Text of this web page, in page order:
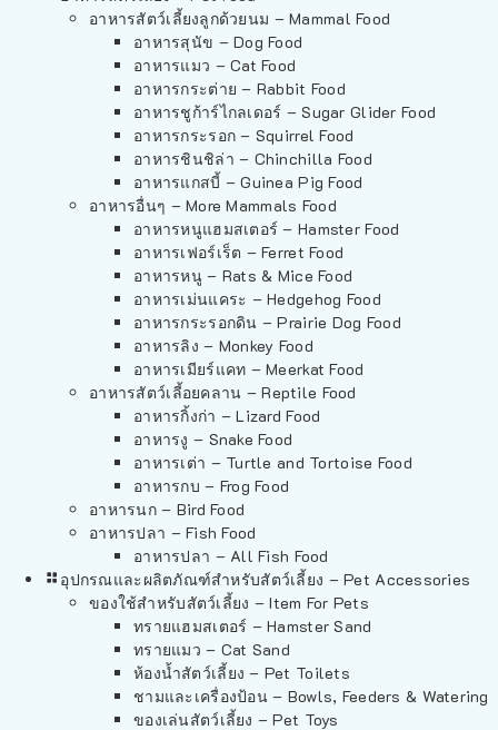
อาหารสัตว์เลี้ยงลูกด้วยนม – Mammal Food
อาหารสุนัข – Dog Food
อาหารแมว – Cat Food
อาหารกระต่าย – Rabbit Food
อาหารชูก้าร์ไกลเดอร์ – Sugar Glider Food
อาหารกระรอก – Squirrel Food
อาหารชินชิล่า – Chinchilla Food
อาหารแกสบี้ – Guinea Pig Food
อาหารอื่นๆ – More Mammals Food
อาหารหนูแฮมสเตอร์ – Hamster Food
อาหารเฟอร์เร็ต – Ferret Food
อาหารหนู – Rats & Mice Food
อาหารเม่นแคระ – Hedgehog Food
อาหารกระรอกดิน – Prairie Dog Food
อาหารลิง – Monkey Food
อาหารเมียร์แคท – Meerkat Food
อาหารสัตว์เลี้อยคลาน – Reptile Food
อาหารกิ้งก่า – Lizard Food
อาหารงู – Snake Food
อาหารเต่า – Turtle and Tortoise Food
อาหารกบ – Frog Food
อาหารนก – Bird Food
อาหารปลา – Fish Food
อาหารปลา – All Fish Food
อุปกรณและผลิตภัณฑ์สำหรับสัตว์เลี้ยง – Pet Accessories
ของใช้สำหรับสัตว์เลี้ยง – Item For Pets
ทรายแฮมสเตอร์ – Hamster Sand
ทรายแมว – Cat Sand
ห้องน้ำสัตว์เลี้ยง – Pet Toilets
ชามและเครื่องป้อน – Bowls, Feeders & Watering
ของเล่นสัตว์เลี้ยง – Pet Toys